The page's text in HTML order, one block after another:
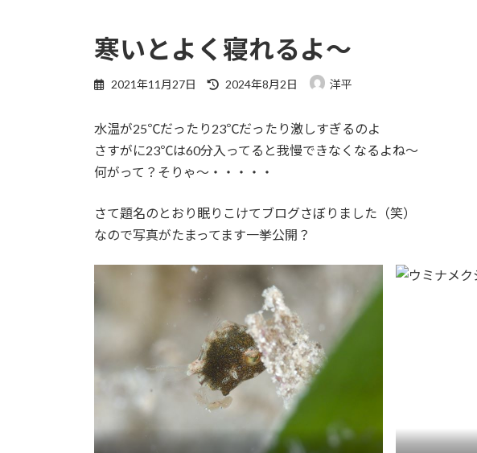
寒いとよく寝れるよ～
2021年11月27日
最
新
時
:
2024年8月2日 洋平
水温が25℃だったり23℃だったり激しすぎるのよ
さすがに23℃は60分入ってると我慢できなくなるよね～
何がって？そりゃ～・・・・・
さて題名のとおり眠りこけてブログさぼりました（笑）
なので写真がたまってます一挙公開？